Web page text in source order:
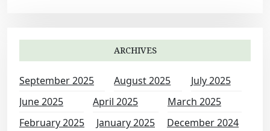
ARCHIVES
September 2025 August 2025
July 2025
June 2025
April 2025
March 2025
February 2025
January 2025
December 2024